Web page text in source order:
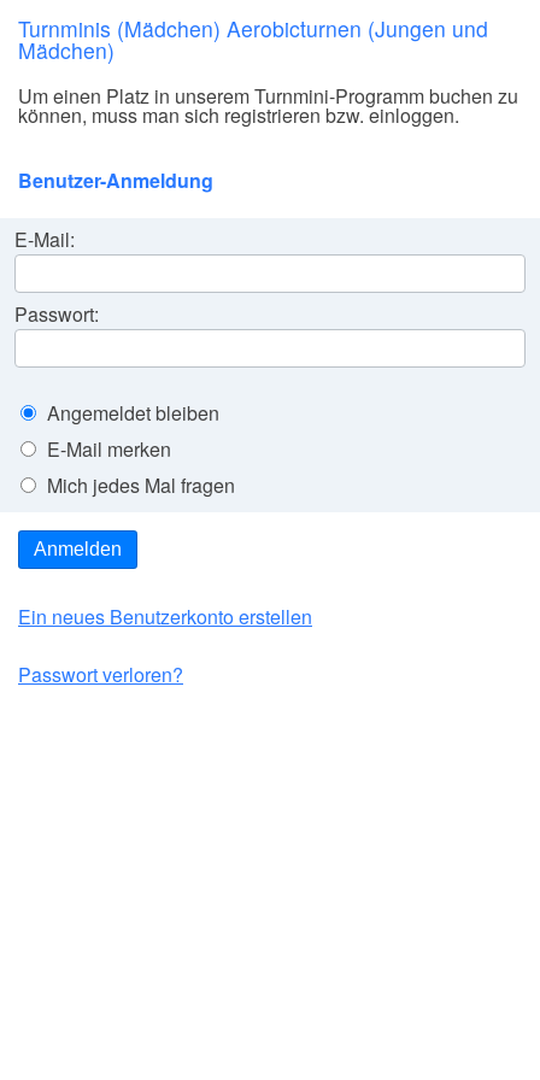
Turnminis (Mädchen) Aerobicturnen (Jungen und
Mädchen)
Um einen Platz in unserem Turnmini-Programm buchen zu
können, muss man sich registrieren bzw. einloggen.
Benutzer-Anmeldung
E-Mail:
Passwort:
Angemeldet bleiben
E-Mail merken
Mich jedes Mal fragen
Anmelden
Ein neues Benutzerkonto erstellen
Passwort verloren?